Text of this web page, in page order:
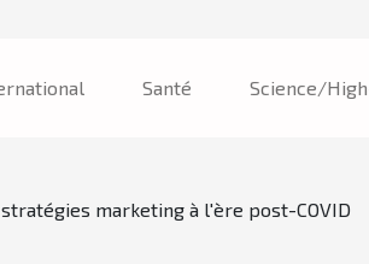
Santé Science/
marketing à l'ère post-COVID